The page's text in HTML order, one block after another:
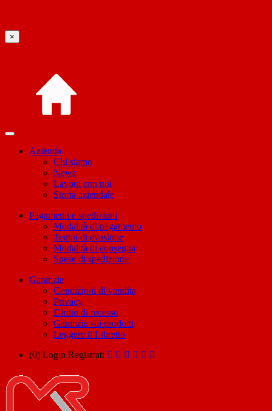
×
Azienda
Chi siamo
News
Lavora con noi
Storia aziendale
Pagamenti e spedizioni
Modalità di pagamento
Tempi di evasione
Modalità di consegna
Spese di spedizione
Garanzie
Condizioni di vendita
Privacy
Diritto di recesso
Garanzia sui prodotti
Leggere il Libretto
(0) Login Registrati